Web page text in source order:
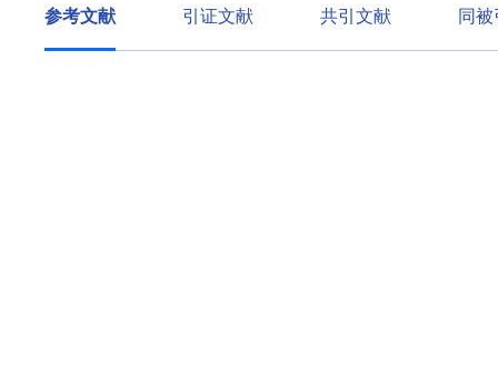
参考文献 引证文献 共引文献 同